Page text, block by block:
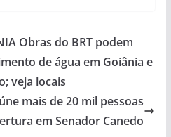
Obras do BRT podem
de água em Goiânia e
veja locais
mais de 20 mil pessoas
em Senador Canedo